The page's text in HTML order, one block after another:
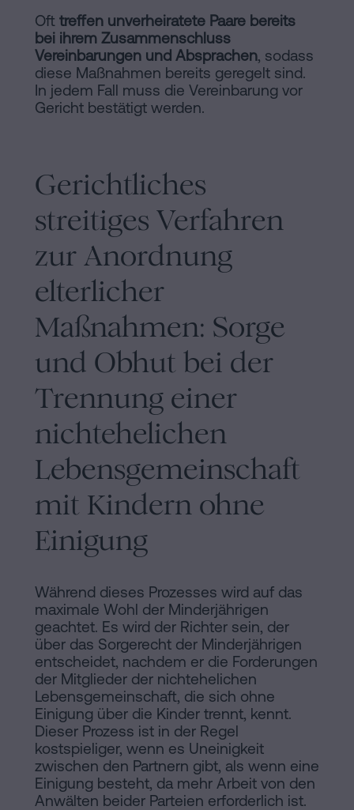
Oft treffen unverheiratete Paare bereits
bei ihrem Zusammenschluss
Vereinbarungen und Absprachen, sodass
diese Maßnahmen bereits geregelt sind.
In jedem Fall muss die Vereinbarung vor
Gericht bestätigt werden.
Gerichtliches
streitiges Verfahren
zur Anordnung
elterlicher
Maßnahmen: Sorge
und Obhut bei der
Trennung einer
nichtehelichen
Lebensgemeinschaft
mit Kindern ohne
Einigung
Während dieses Prozesses wird auf das
maximale Wohl der Minderjährigen
geachtet. Es wird der Richter sein, der
über das Sorgerecht der Minderjährigen
entscheidet, nachdem er die Forderungen
der Mitglieder der nichtehelichen
Lebensgemeinschaft, die sich ohne
Einigung über die Kinder trennt, kennt.
Dieser Prozess ist in der Regel
kostspieliger, wenn es Uneinigkeit
zwischen den Partnern gibt, als wenn eine
Einigung besteht, da mehr Arbeit von den
Anwälten beider Parteien erforderlich ist.